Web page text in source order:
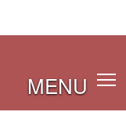
MENU